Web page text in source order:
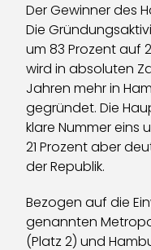
Der Gewinner des
Die
um 83 Prozent auf
wird in absoluten
Jahren mehr in
gegründet. Die
klare Nummer eins
21 Prozent aber
der Republik.
Bezogen auf die
genannten
(Platz 2) und